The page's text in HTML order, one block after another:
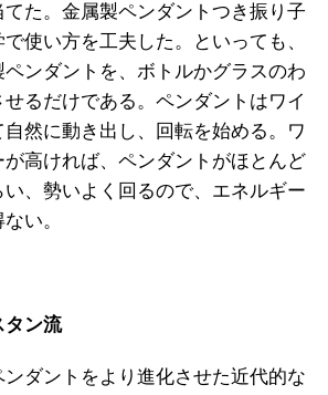
た。金属製ペンダントつき振り子
使い方を工夫した。といっても、
ンダントを、ボトルかグラスのわ
るだけである。ペンダントはワイ
然に動き出し、回転を始める。ワ
高ければ、ペンダントがほとんど
、勢いよく回るので、エネルギー
い。
タン流
ダントをより進化させた近代的な